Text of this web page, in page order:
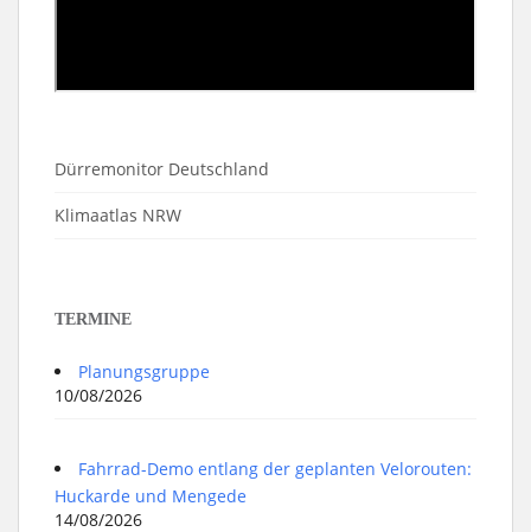
Dürremonitor Deutschland
Klimaatlas NRW
TERMINE
Planungsgruppe
10/08/2026
Fahrrad-Demo entlang der geplanten Velorouten:
Huckarde und Mengede
14/08/2026